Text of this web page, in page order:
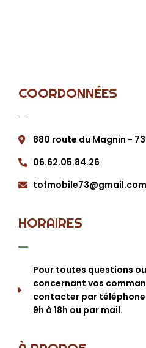
COORDONNÉES
880 route du Magnin -
06.62.05.84.26
tofmobile73@gmail.com
HORAIRES
Pour toutes questions
concernant vos
contacter par téléphone
9h à 18h ou par mail.